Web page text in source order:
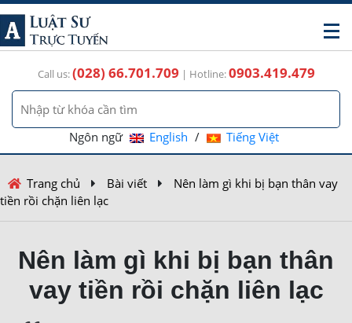
Call us:(028) 66.701.709 | Hotline:0903.419.479
Ngôn ngữ English / Tiếng Việt
Trang chủ Bài viết
Nên làm gì khi bị bạn thân vay
tiền rồi chặn liên lạc
Nên làm gì khi bị bạn thân
vay tiền rồi chặn liên lạc